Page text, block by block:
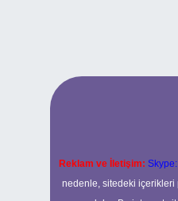
Reklam ve İletişim:
nedenle, sitedeki içerikleri